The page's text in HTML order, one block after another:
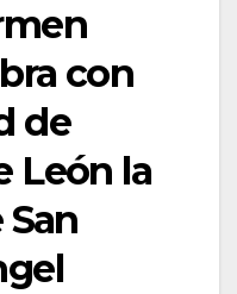
con
de
León la